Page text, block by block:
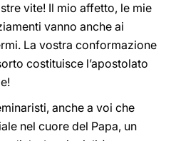
vite! Il mio affetto, le mie
vanno anche ai
La vostra conformazione
costituisce l’apostolato
anche a voi che
nel cuore del Papa, un